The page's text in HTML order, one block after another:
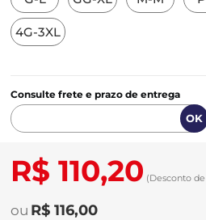
4G-3XL
Consulte frete e prazo de entrega
R$ 110,20 (Desconto de
R$ 116,00